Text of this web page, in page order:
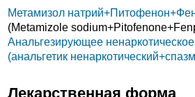
Метамизол натрий+Питофенон+
(Metamizole sodium+Pitofenone+
Анальгезирующее
(анальгетик
Лекарственная форма